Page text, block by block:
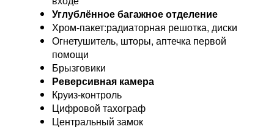
Углублённое багажное отделение
Хром-пакет:радиаторная решотка, диски
Огнетушитель, шторы, аптечка первой
помощи
Брызговики
Реверсивная камера
Круиз-контроль
Цифровой тахограф
Центральный замок